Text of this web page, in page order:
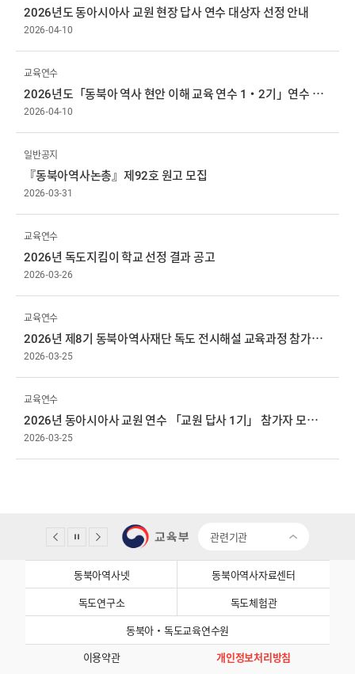
2026년도 동아시아사 교원 현장 답사 연수 대상자 선정 안내
2026-04-10
교육연수
2026년도「동북아 역사 현안 이해 교육 연수 1·2기」연수 대상자 선정 결과 및 추가 모집 안내
2026-04-10
일반공지
『동북아역사논총』제92호 원고 모집
2026-03-31
교육연수
2026년 독도지킴이 학교 선정 결과 공고
2026-03-26
교육연수
2026년 제8기 동북아역사재단 독도 전시해설 교육과정 참가자 모집 공고
2026-03-25
교육연수
2026년 동아시아사 교원 연수 「교원 답사 1기」 참가자 모집 공고
2026-03-25
관련기관
동북아역사넷
동북아역사자료센터
독도연구소
독도체험관
동북아·독도교육연수원
이용약관
개인정보처리방침